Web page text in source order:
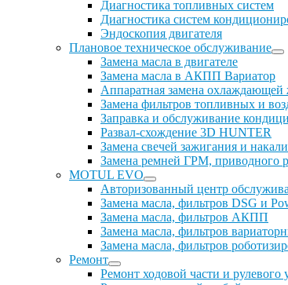
Диагностика топливных систем
Диагностика систем
Эндоскопия двигателя
Плановое техническое обслуживание
Замена масла в двигателе
Замена масла в АКПП Вариатор
Аппаратная замена
Замена фильтров топливных и
Заправка и обслуживание
Развал-схождение 3D HUNTER
Замена свечей зажигания и
Замена ремней ГРМ, приводного
MOTUL EVO
Авторизованный центр
Замена масла, фильтров DSG и
Замена масла, фильтров АКПП
Замена масла, фильтров
Замена масла, фильтров
Ремонт
Ремонт ходовой части и рулевого